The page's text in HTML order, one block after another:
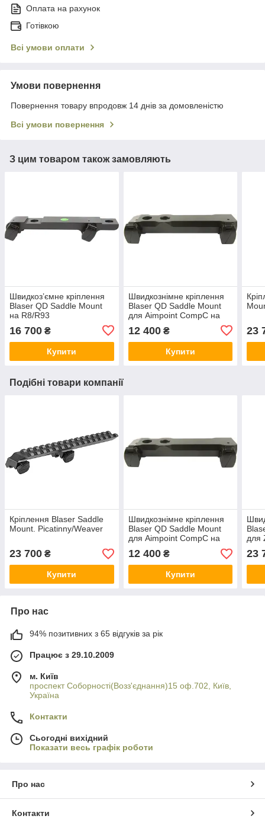
Оплата на рахунок
Готівкою
Всі умови оплати
Умови повернення
Повернення товару впродовж 14 днів за домовленістю
Всі умови повернення
З цим товаром також замовляють
Швидкоз’ємне кріплення
Blaser QD Saddle Mount
на R8/R93
16 700 ₴
Купити
Швидкознімне кріплення
Blaser QD Saddle Mount
для Aimpoint CompC на
12 400₴
Купити
23
Подібні товари компанії
Кріплення Blaser Saddle
Mount. Picatinny/Weaver
23 700 ₴
Купити
Швидкознімне кріплення
Blaser QD Saddle Mount
для Aimpoint CompC на
R8/R93
12 400₴
Купити
для
23
Про нас
94% позитивних з 65 відгуків за рік
Працює з 29.10.2009
м. Київ
проспект Соборності(Возз'єднання)15 оф.702, Київ,
Україна
Контакти
Сьогодні вихідний
Показати весь графік роботи
Про нас
Контакти